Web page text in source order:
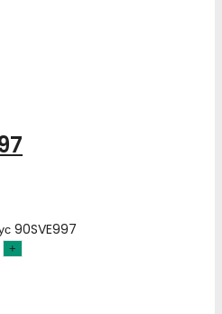
90SVE997